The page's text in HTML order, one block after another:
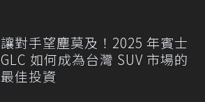
讓對手望塵莫及！2025 年賓士
GLC 如何成為台灣 SUV 市場的
最佳投資